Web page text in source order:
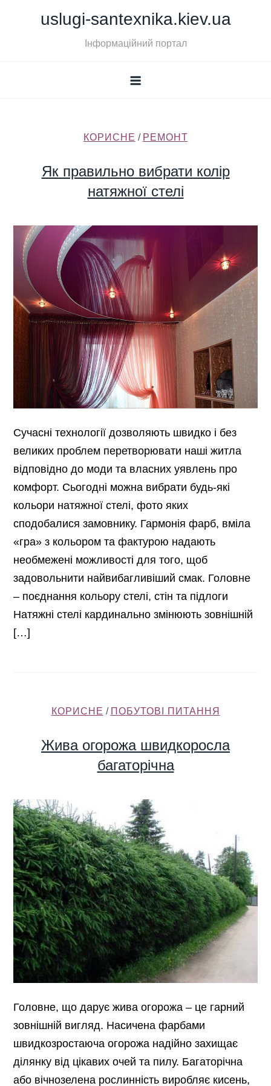
uslugi-santexnika.kiev.ua
Інформаційний портал
КОРИСНЕ / РЕМОНТ
Як правильно вибрати колір
натяжної стелі
Сучасні технології дозволяють швидко і без
великих проблем перетворювати наші житла
відповідно до моди та власних уявлень про
комфорт. Сьогодні можна вибрати будь-які
кольори натяжної стелі, фото яких
сподобалися замовнику. Гармонія фарб, вміла
«гра» з кольором та фактурою надають
необмежені можливості для того, щоб
задовольнити найвибагливіший смак. Головне
– поєднання кольору стелі, стін та підлоги
Натяжні стелі кардинально змінюють зовнішній
[…]
КОРИСНЕ / ПОБУТОВІ ПИТАННЯ
Жива огорожа швидкоросла
багаторічна
Головне, що дарує жива огорожа – це гарний
зовнішній вигляд. Насичена фарбами
швидкозростаюча огорожа надійно захищає
ділянку від цікавих очей та пилу. Багаторічна
або вічнозелена рослинність виробляє кисень,